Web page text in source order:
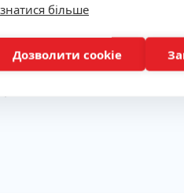
більше
Дозволити cookie